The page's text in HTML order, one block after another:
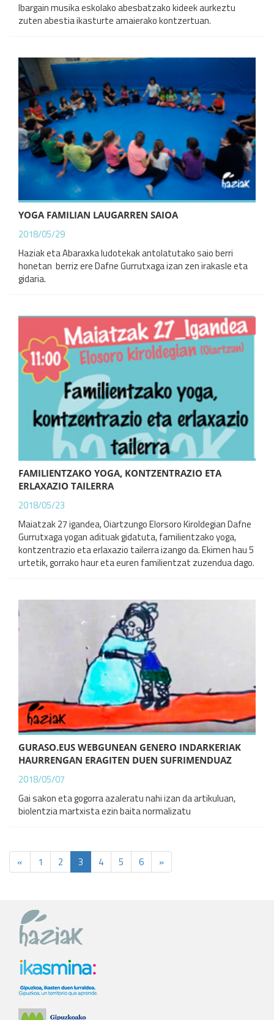
Ibargain musika eskolako abesbatzako kideek aurkeztu
zuten abestia ikasturte amaierako kontzertuan.
YOGA FAMILIAN LAUGARREN SAIOA
2018/05/29
Haziak eta Abaraxka ludotekak antolatutako saio berri
honetan berriz ere Dafne Gurrutxaga izan zen irakasle eta
gidaria.
FAMILIENTZAKO YOGA, KONTZENTRAZIO ETA
ERLAXAZIO TAILERRA
2018/05/23
Maiatzak 27 igandea, Oiartzungo Elorsoro Kiroldegian Dafne
Gurrutxaga yogan adituak gidatuta, familientzako yoga,
kontzentrazio eta erlaxazio tailerra izango da. Ekimen hau 5
urtetik, gorrako haur eta euren familientzat zuzendua dago.
GURASO.EUS WEBGUNEAN GENERO INDARKERIAK
HAURRENGAN ERAGITEN DUEN SUFRIMENDUAZ
2018/05/07
Gai sakon eta gogorra azaleratu nahi izan da artikuluan,
biolentzia martxista ezin baita normalizatu
« 1 2 3 4 5 6 »